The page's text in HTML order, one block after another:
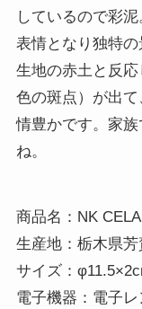
しているので彩
表情となり独特
生地の赤土と反
色の斑点）が出
情豊かです。家
ね。
商品名：NK
生産地：栃木県芳
サイズ：
電子機器：電子